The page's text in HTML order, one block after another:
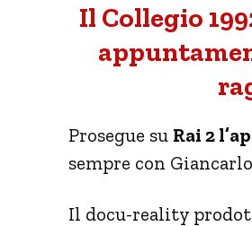
Il Collegio
Prosegue su Rai 2
sempre con
Il docu-reality